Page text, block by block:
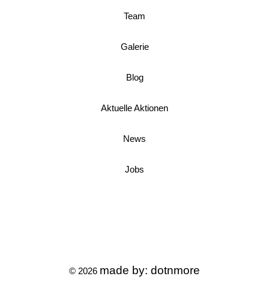
Team
Galerie
Blog
Aktuelle Aktionen
News
Jobs
© 2026 made by: dotnmore